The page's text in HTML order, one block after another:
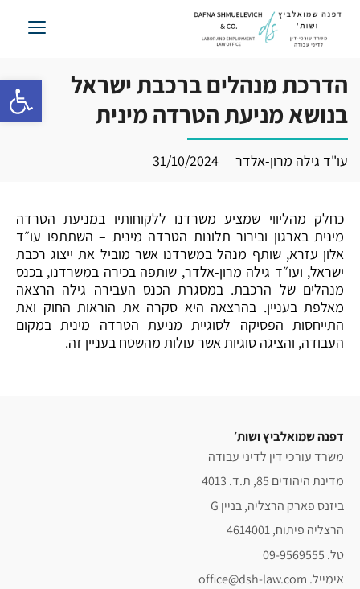
פתח
דלג
הדרכת מנהלים ברכבת ישראל
בנושא מניעת הטרדה מינית
עו"ד גילה מרון-אלדר 31/10/2024
כחלק מהליווי שמציע משרדנו ללקוחותיו במניעת הטרדה
מינית בארגון ובירור תלונות הטרדה מינית – השתתפו עו״ד
אלון עזרא, שותף מנהל במשרדנו אשר מוביל את ייצוג רכבת
ישראל, ועו״ד גילה מרון-אלדר, שותפה בכירה במשרדנו, בכנס
מנהלים של הרכבת. במסגרת הכנס העבירה גילה הרצאה
מאלפת בעניין. בהרצאה היא סקרה את הוראות החוק ואת
התייחסות הפסיקה לסוגיית מניעת הטרדה מינית במקום
העבודה, והציגה סוגיות אשר עולות מהשטח בעניין זה.
דפנה שמואלביץ ושות׳
משרד עורכי דין לדיני עבודה
מדינת היהודים 85, ת.ד. 4013
ביזנס פארק הרצליה, בניין G
הרצליה פיתוח, 4614001
טל. 09-9569555
אימייל. office@dsh-law.com